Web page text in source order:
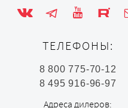
ТЕЛЕФОНЫ:
8 800 775-70-12
8 495 916-96-97
Адреса дилеров: